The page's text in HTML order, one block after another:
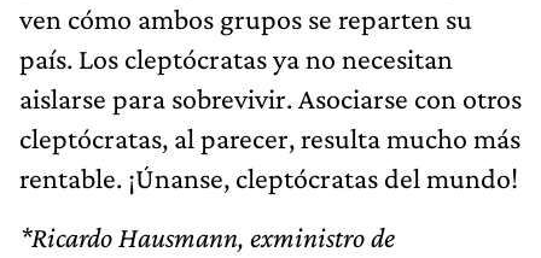
ven cómo ambos grupos se reparten su
país. Los cleptócratas ya no necesitan
aislarse para sobrevivir. Asociarse con otros
cleptócratas, al parecer, resulta mucho más
rentable. ¡Únanse, cleptócratas del mundo!
*Ricardo Hausmann, exministro de